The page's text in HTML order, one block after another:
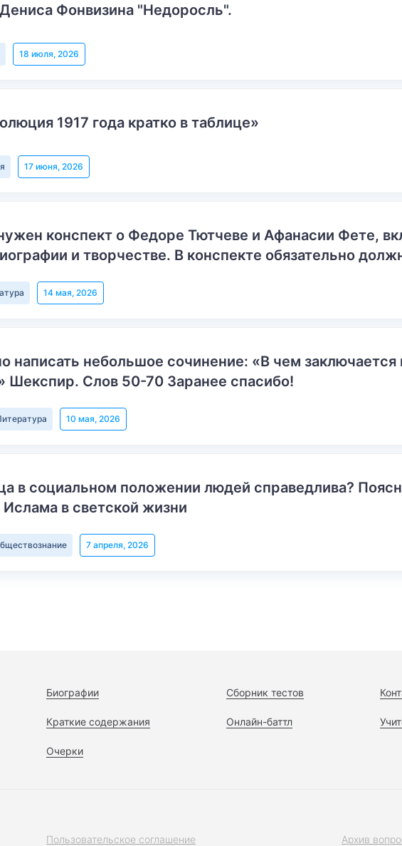
Фонвизина "Недоросль".
18 июля, 2026
1917 года кратко в таблице»
17 июня, 2026
конспект о Федоре Тютчеве и Афанасии Фете,
и творчестве. В конспекте обязательно
14 мая, 2026
написать небольшое сочинение: «В чем заключается
Шекспир. Слов 50-70 Заранее спасибо!
10 мая, 2026
в социальном положении людей справедлива?
в светской жизни
7 апреля, 2026
Биографии
Краткие содержания
Очерки
Сборник тестов
Онлайн-баттл
Пользовательское соглашение Архив